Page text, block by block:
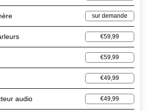
sur demande
€59,99
€59,99
€49,99
audio €49,99